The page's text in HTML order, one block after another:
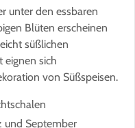
unter den essbaren
Blüten erscheinen
süßlichen
eignen sich
von Süßspeisen.
September